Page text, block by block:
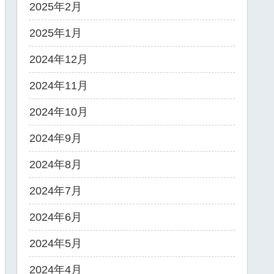
2025年2月
2025年1月
2024年12月
2024年11月
2024年10月
2024年9月
2024年8月
2024年7月
2024年6月
2024年5月
2024年4月